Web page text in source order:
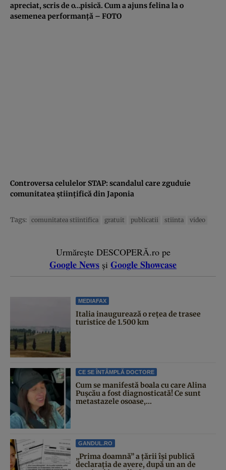
apreciat, scris de o…pisică. Cum a ajuns felina la o
asemenea performanţă – FOTO
Controversa celulelor STAP: scandalul care zguduie
comunitatea ştiinţifică din Japonia
Tags: comunitatea stiintifica gratuit publicatii stiinta video
Urmărește DESCOPERĂ.ro pe
Google News și Google Showcase
MEDIAFAX
Italia inaugurează o rețea de trasee
turistice de 1.500 km
CE SE ÎNTÂMPLĂ DOCTORE
Cum se manifestă boala cu care Alina
Pușcău a fost diagnosticată! Ce sunt
metastazele osoase,...
GANDUL.RO
„Prima doamnă” a țării își publică
declarația de avere, după un an de